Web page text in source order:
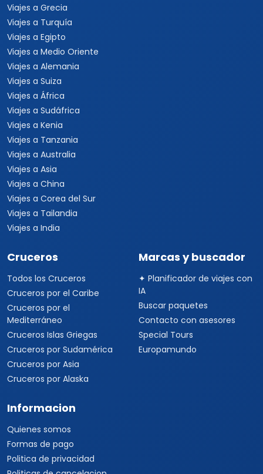
Viajes a Grecia
Viajes a Turquía
Viajes a Egipto
Viajes a Medio Oriente
Viajes a Alemania
Viajes a Suiza
Viajes a África
Viajes a Sudáfrica
Viajes a Kenia
Viajes a Tanzania
Viajes a Australia
Viajes a Asia
Viajes a China
Viajes a Corea del Sur
Viajes a Tailandia
Viajes a India
Cruceros
Todos los Cruceros
Cruceros por el Caribe
Cruceros por el
Mediterráneo
Cruceros Islas Griegas
Cruceros por Sudamérica
Cruceros por Asia
Cruceros por Alaska
Marcas y buscador
✦ Planificador de viajes con
IA
Buscar paquetes
Contacto con asesores
Special Tours
Europamundo
Informacion
Quienes somos
Formas de pago
Politica de privacidad